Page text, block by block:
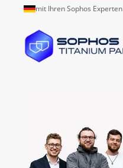
mit Ihren Sophos Experten